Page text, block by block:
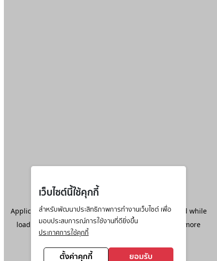
เว็บไซต์นี้ใช้คุกกี้
สำหรับพัฒนาประสิทธิภาพการทำงานเว็บไซต์ เพื่อ
มอบประสบการณ์การใช้งานที่ดียิ่งขึ้น
ประกาศการใช้คุกกี้
ตั้งค่าคุกกี้ ยอมรับ
Application error: aclient-side exception has occurred while
loadingwww.ktc.co.th(see the browser console
for more
information).